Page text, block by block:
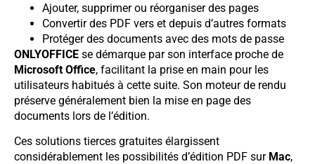
Ajouter, supprimer ou réorganiser des pages
Convertir des PDF vers et depuis d’autres formats
Protéger des documents avec des mots de passe
ONLYOFFICE se démarque par son interface proche de
Microsoft Office, facilitant la prise en main pour les
utilisateurs habitués à cette suite. Son moteur de rendu
préserve généralement bien la mise en page des
documents lors de l’édition.
Ces solutions tierces gratuites élargissent
considérablement les possibilités d’édition PDF sur Mac,